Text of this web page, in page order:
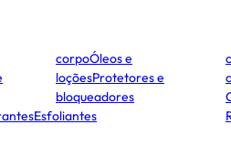
Esfoliantes
corpoÓleos e
loçõesProtetores e
bloqueadores